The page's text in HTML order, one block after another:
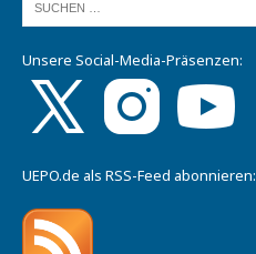
Unsere Social-Media-Präsenzen:
UEPO.de als RSS-Feed abonnieren: